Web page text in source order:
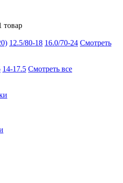
товар
12.5/80-18 16.0/70-24 Смотреть
14-17.5 Смотреть все